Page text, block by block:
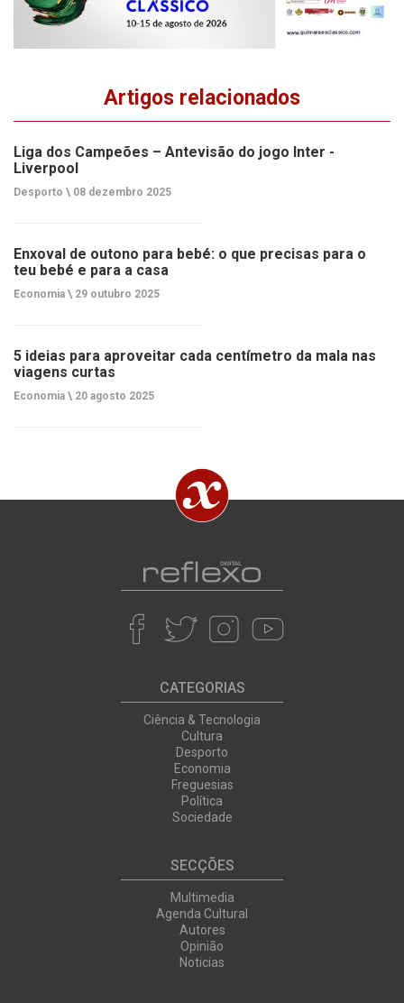
Artigos relacionados
Liga dos Campeões – Antevisão do jogo Inter -
Liverpool
Desporto \ 08 dezembro 2025
Enxoval de outono para bebé: o que precisas para o
teu bebé e para a casa
Economia \ 29 outubro 2025
5 ideias para aproveitar cada centímetro da mala nas
viagens curtas
Economia \ 20 agosto 2025
CATEGORIAS
Ciência & Tecnologia
Cultura
Desporto
Economia
Freguesias
Política
Sociedade
SECÇÕES
Multimedia
Agenda Cultural
Autores
Opinião
Noticias